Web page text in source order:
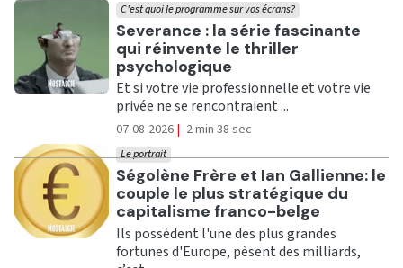
Ecouter
Severance : la série fascinante
qui réinvente le thriller
psychologique
C'est quoi le programme sur vos écrans?
Et si votre vie professionnelle et votre vie
privée ne se rencontraient ...
07-08-2026 | 2 min 38 sec
Ecouter
Ségolène Frère et Ian Gallienne: le
couple le plus stratégique du
capitalisme franco-belge
Le portrait
Ils possèdent l'une des plus grandes
fortunes d'Europe, pèsent des milliards,